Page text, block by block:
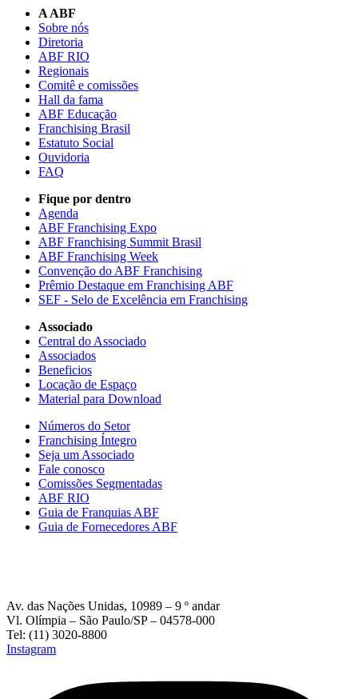
A ABF
Sobre nós
Diretoria
ABF RIO
Regionais
Comitê e comissões
Hall da fama
ABF Educação
Franchising Brasil
Estatuto Social
Ouvidoria
FAQ
Fique por dentro
Agenda
ABF Franchising Expo
ABF Franchising Summit Brasil
ABF Franchising Week
Convenção do ABF Franchising
Prêmio Destaque em Franchising ABF
SEF - Selo de Excelência em Franchising
Associado
Central do Associado
Associados
Beneficios
Locação de Espaço
Material para Download
Números do Setor
Franchising Íntegro
Seja um Associado
Fale conosco
Comissões Segmentadas
ABF RIO
Guia de Franquias ABF
Guia de Fornecedores ABF
Av. das Nações Unidas, 10989 – 9 º andar
Vl. Olímpia – São Paulo/SP – 04578-000
Tel: (11) 3020-8800
Instagram